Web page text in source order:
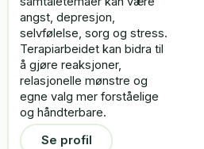
angst, depresjon,
selvfølelse, sorg og stress.
Terapiarbeidet kan bidra til
å gjøre reaksjoner,
relasjonelle mønstre og
egne valg mer forståelige
og håndterbare.
Se profil